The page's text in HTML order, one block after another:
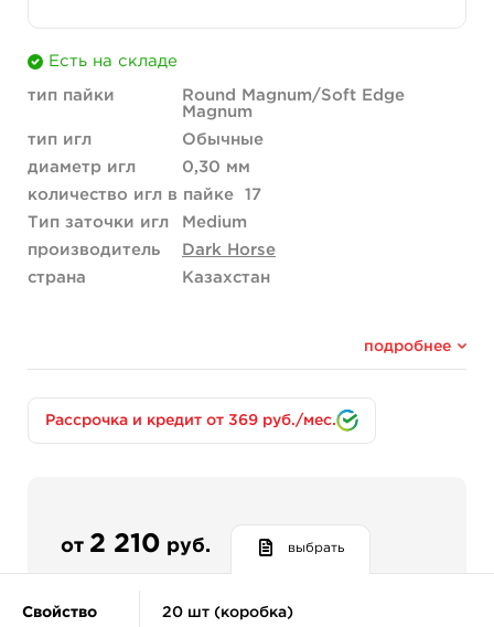
Есть на складе
тип пайки
Round Magnum/Soft Edge
Magnum
тип игл
Обычные
диаметр игл
0,30 мм
количество игл в пайке
17
Тип заточки игл
Medium
производитель
Dark Horse
страна
Казахстан
подробнее
Рассрочка и кредит от 369 руб./мес.
от 2 210 руб. выбрать
Свойство 20 шт (коробка)